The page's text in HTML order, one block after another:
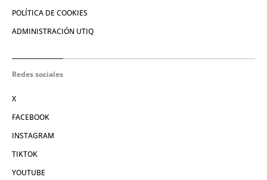
POLÍTICA DE COOKIES
ADMINISTRACIÓN UTIQ
Redes sociales
X
FACEBOOK
INSTAGRAM
TIKTOK
YOUTUBE